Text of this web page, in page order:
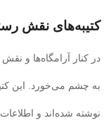
کتیبه‌های نقش
در کنار آرامگاه‌ها و
به چشم می‌خورد. این
نوشته شده‌اند و